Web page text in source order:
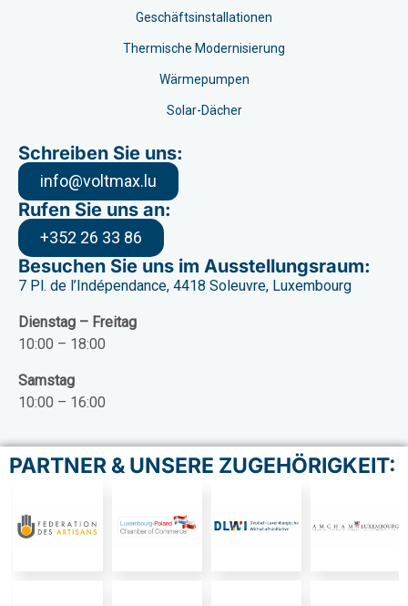
Geschäftsinstallationen
Thermische Modernisierung
Wärmepumpen
Solar-Dächer
Schreiben Sie uns:
info@voltmax.lu
Rufen Sie uns an:
+352 26 33 86
Besuchen Sie uns im Ausstellungsraum:
7 Pl. de l’Indépendance, 4418 Soleuvre, Luxembourg
Dienstag – Freitag
10:00 – 18:00
Samstag
10:00 – 16:00
PARTNER & UNSERE ZUGEHÖRIGKEIT: